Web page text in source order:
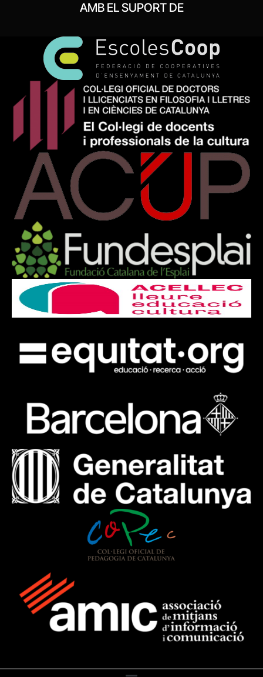
AMB EL SUPORT DE